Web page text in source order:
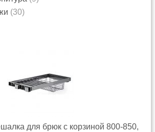
(30)
для брюк с корзиной 800-850,